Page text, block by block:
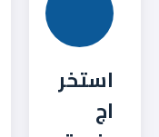
استخر
اج